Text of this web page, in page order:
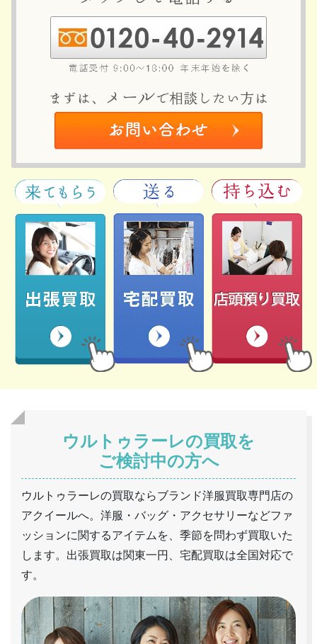
ウルトゥラーレの買取を
ご検討中の方へ
ウルトゥラーレの買取ならブランド洋服買取専門店の
アクイールへ。洋服・バッグ・アクセサリーなどファ
ッションに関するアイテムを、季節を問わず買取いた
します。出張買取は関東一円、宅配買取は全国対応で
す。